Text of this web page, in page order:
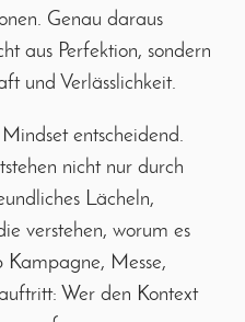
Genau daraus
aus Perfektion, sondern
und Verlässlichkeit.
entscheidend.
nicht nur durch
Lächeln,
verstehen, worum es
Messe,
Wer den Kontext